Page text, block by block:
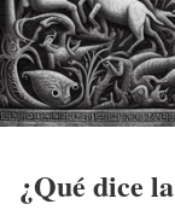
¿Qué dice la